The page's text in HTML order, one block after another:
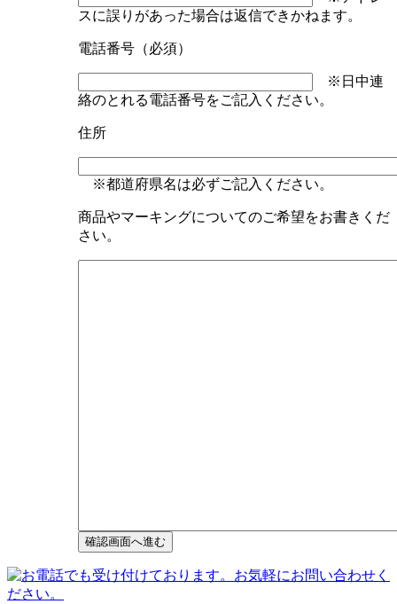
スに誤りがあった場合は返信できかねます。
電話番号（必須）
※日中連
絡のとれる電話番号をご記入ください。
住所
※都道府県名は必ずご記入ください。
商品やマーキングについてのご希望をお書きくだ
さい。